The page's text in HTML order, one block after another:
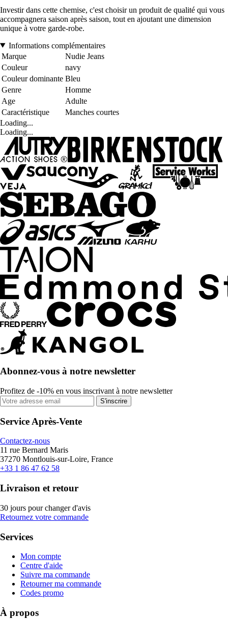
Investir dans cette chemise, c'est choisir un produit de qualité qui vous
accompagnera saison après saison, tout en ajoutant une dimension
unique à votre garde-robe.
Informations complémentaires
Marque
Nudie Jeans
Couleur
navy
Couleur dominante Bleu
Genre
Homme
Age
Adulte
Caractéristique
Manches courtes
Loading...
Loading...
Abonnez-vous à notre newsletter
Profitez de -10% en vous inscrivant à notre newsletter
S'inscrire
Service Après-Vente
Contactez-nous
11 rue Bernard Maris
37270 Montlouis-sur-Loire, France
+33 1 86 47 62 58
Livraison et retour
30 jours pour changer d'avis
Retournez votre commande
Services
Mon compte
Centre d'aide
Suivre ma commande
Retourner ma commande
Codes promo
À propos